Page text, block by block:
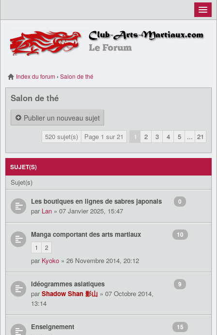
Connexion
Index du forum ‹ Salon de thé
Salon de thé
Publier un nouveau sujet
520 sujet(s) Page 1 sur21 1 2 3 4 5 ... 21
SUJET(S)
Sujet(s)
Les boutiques en lignes de sabres japonais
par Lan » 07 Janvier 2025, 15:47
0
Manga comportant des arts martiaux
1 2
par Kyoko » 26 Novembre 2014, 20:12
10
Idéogrammes asiatiques
parShadow Shan 影山 » 07 Octobre 2014,
13:14
9
Enseignement 15